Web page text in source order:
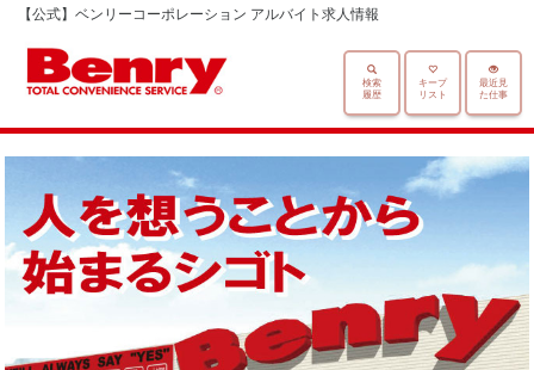
【公式】ベンリーコーポレーション アルバイト求人情報
最近見
た仕事
キープ
リスト
検索
履歴